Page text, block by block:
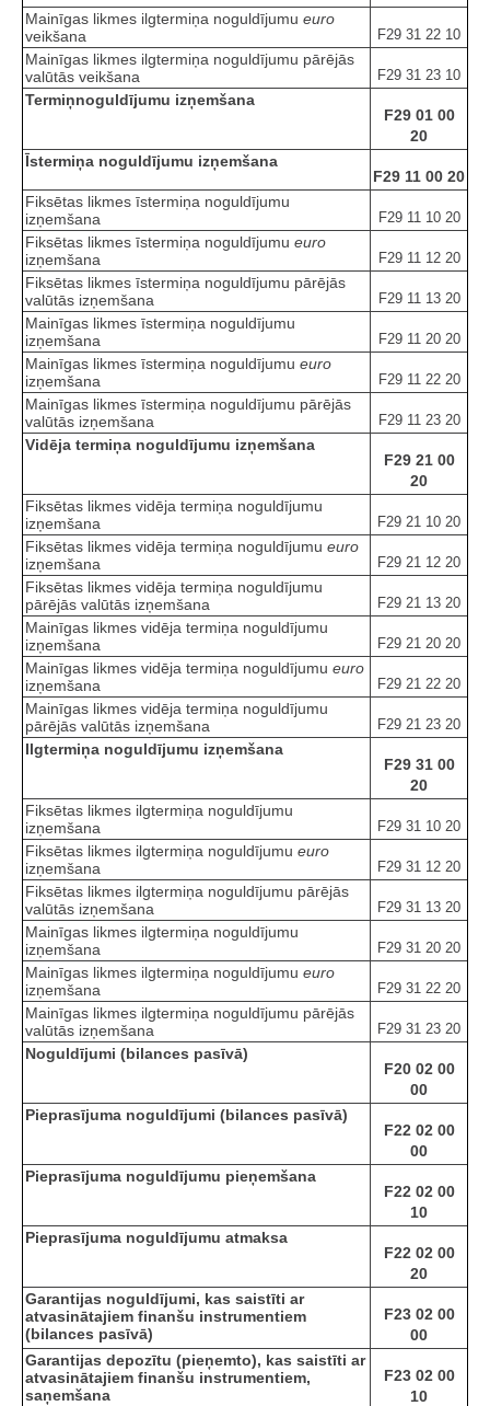
Mainīgas likmes ilgtermiņa noguldījumu euro
veikšana
F29 31 22 10
Mainīgas likmes ilgtermiņa noguldījumu pārējās
valūtās veikšana
F29 31 23 10
Termiņnoguldījumu izņemšana
F29 01 00
20
Īstermiņa noguldījumu izņemšana
F29 11 00 20
Fiksētas likmes īstermiņa noguldījumu
izņemšana
F29 11 10 20
Fiksētas likmes īstermiņa noguldījumu euro
izņemšana
F29 11 12 20
Fiksētas likmes īstermiņa noguldījumu pārējās
valūtās izņemšana
F29 11 13 20
Mainīgas likmes īstermiņa noguldījumu
izņemšana
F29 11 20 20
Mainīgas likmes īstermiņa noguldījumu euro
izņemšana
F29 11 22 20
Mainīgas likmes īstermiņa noguldījumu pārējās
valūtās izņemšana
F29 11 23 20
Vidēja termiņa noguldījumu izņemšana
F29 21 00
20
Fiksētas likmes vidēja termiņa noguldījumu
izņemšana
F29 21 10 20
Fiksētas likmes vidēja termiņa noguldījumu euro
izņemšana
F29 21 12 20
Fiksētas likmes vidēja termiņa noguldījumu
pārējās valūtās izņemšana
F29 21 13 20
Mainīgas likmes vidēja termiņa noguldījumu
izņemšana
F29 21 20 20
Mainīgas likmes vidēja termiņa noguldījumu euro
izņemšana
F29 21 22 20
Mainīgas likmes vidēja termiņa noguldījumu
pārējās valūtās izņemšana
F29 21 23 20
Ilgtermiņa noguldījumu izņemšana
F29 31 00
20
Fiksētas likmes ilgtermiņa noguldījumu
izņemšana
F29 31 10 20
Fiksētas likmes ilgtermiņa noguldījumu euro
izņemšana
F29 31 12 20
Fiksētas likmes ilgtermiņa noguldījumu pārējās
valūtās izņemšana
F29 31 13 20
Mainīgas likmes ilgtermiņa noguldījumu
izņemšana
F29 31 20 20
Mainīgas likmes ilgtermiņa noguldījumu euro
izņemšana
F29 31 22 20
Mainīgas likmes ilgtermiņa noguldījumu pārējās
valūtās izņemšana
F29 31 23 20
Noguldījumi (bilances pasīvā)
F20 02 00
00
Pieprasījuma noguldījumi (bilances pasīvā)
F22 02 00
00
Pieprasījuma noguldījumu pieņemšana
F22 02 00
10
Pieprasījuma noguldījumu atmaksa
F22 02 00
20
Garantijas noguldījumi, kas saistīti ar
atvasinātajiem finanšu instrumentiem
(bilances pasīvā)
F23 02 00
00
Garantijas depozītu (pieņemto), kas saistīti ar
atvasinātajiem finanšu instrumentiem,
saņemšana
F23 02 00
10